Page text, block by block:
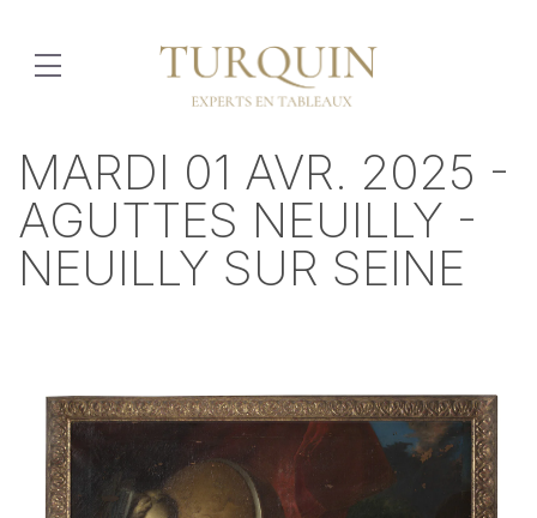
MARDI 01 AVR. 2025 -
AGUTTES NEUILLY -
NEUILLY SUR SEINE